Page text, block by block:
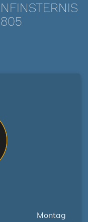
Montag